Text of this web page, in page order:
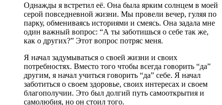
Однажды я встретил её. Она была ярким солнцем в моей
серой повседневной жизни. Мы провели вечер, гуляя по
парку, обмениваясь историями и смеясь. Она задала мне
один важный вопрос: “А ты заботишься о себе так же,
как о других?” Этот вопрос потряс меня.
Я начал задумываться о своей жизни и своих
потребностях. Вместо того чтобы всегда говорить “да”
другим, я начал учиться говорить “да” себе. Я начал
заботиться о своем здоровье, своих интересах и своем
благополучии. Это был долгий путь самооткрытия и
самолюбия, но он стоил того.